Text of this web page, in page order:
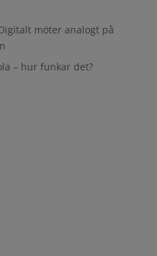
möter analogt på
– hur funkar det?